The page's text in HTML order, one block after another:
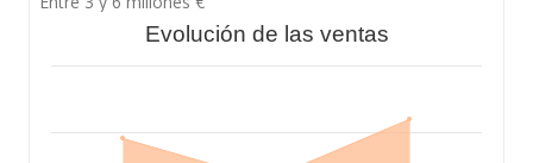
Para concluir, la actividad dePirinenca Servei Electric
eléctrico. En el ranking de todas las empresas en el
Evolución de las ventas